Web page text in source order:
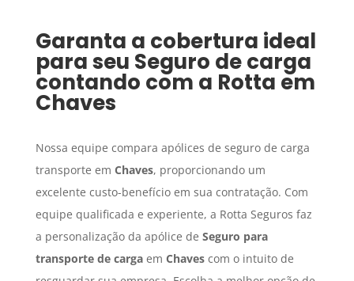
Garanta a cobertura ideal
para seu Seguro de carga
contando com a Rotta em
Chaves
Nossa equipe compara apólices de seguro de carga
transporte em Chaves, proporcionando um
excelente custo-benefício em sua contratação. Com
equipe qualificada e experiente, a Rotta Seguros faz
a personalização da apólice de Seguro para
transporte de cargaem Chavescom o intuito de